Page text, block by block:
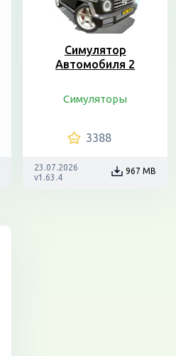
Симулятор
Автомобиля 2
Симуляторы
3388
23.07.2026
v1.63.4
967 MB